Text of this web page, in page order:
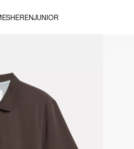
HERENJUNIOR